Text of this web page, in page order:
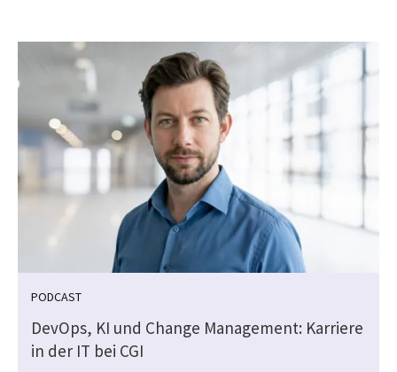
PODCAST
DevOps, KI und Change Management: Karriere
in der IT bei CGI